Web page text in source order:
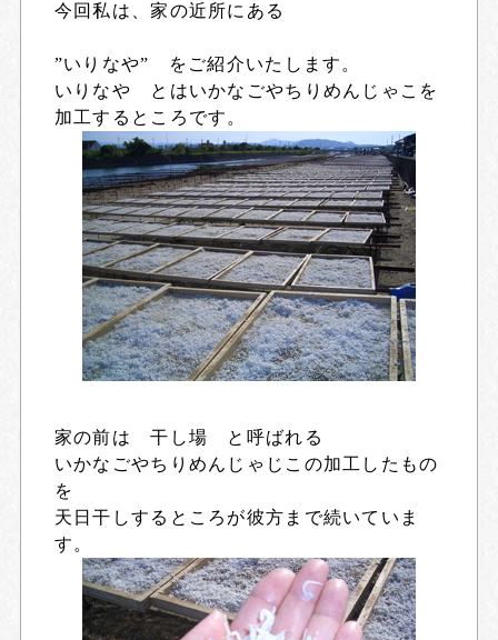
今回私は、家の近所にある
”いりなや” をご紹介いたします。
いりなや とはいかなごやちりめんじゃこを
加工するところです。
家の前は 干し場 と呼ばれる
いかなごやちりめんじゃじこの加工したもの
を
天日干しするところが彼方まで続いていま
す。